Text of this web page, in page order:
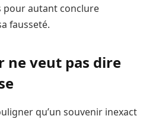
pour autant conclure
fausseté.
ne veut pas dire
qu’un souvenir inexact